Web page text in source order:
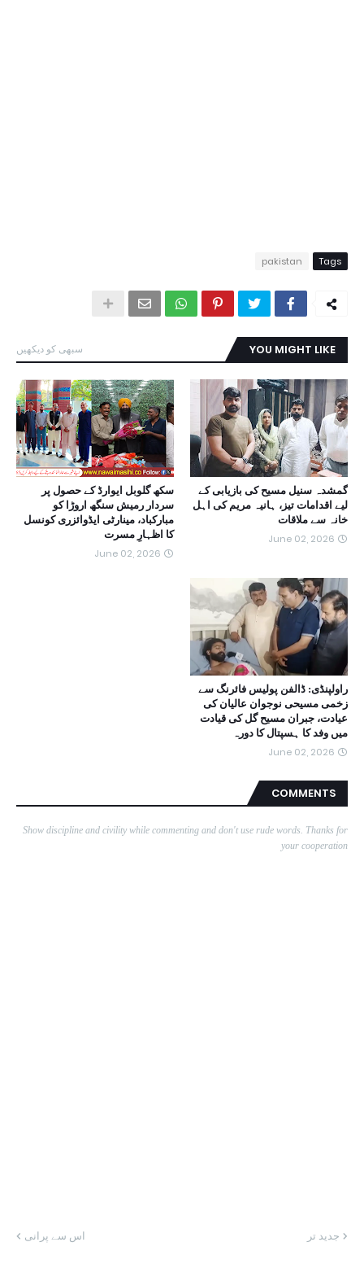
Tags
pakistan
YOU MIGHT LIKE سبھی کو دیکھیں
گمشدہ سنیل مسیح کی بازیابی کے
لیے اقدامات تیز، ہانیہ مریم کی اہل
خانہ سے ملاقات
June 02, 2026
سکھ گلوبل ایوارڈ کے حصول پر
سردار رمیش سنگھ اروڑا کو
مبارکباد، مینارٹی ایڈوائزری کونسل
کا اظہارِ مسرت
June 02, 2026
راولپنڈی: ڈالفن پولیس فائرنگ سے
زخمی مسیحی نوجوان عالیان کی
عیادت، جبران مسیح گل کی قیادت
میں وفد کا ہسپتال کا دورہ
June 02, 2026
COMMENTS
Show discipline and civility while commenting and don't use rude words. Thanks for
your cooperation
جدید تر اس سے پرانی